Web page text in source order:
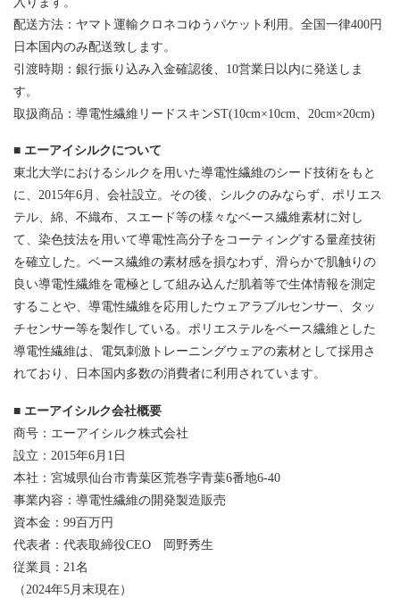
配送方法：ヤマト運輸クロネコゆうパケット利用。全国一律400円
日本国内のみ配送致します。
引渡時期：銀行振り込み入金確認後、10営業日以内に発送しま
す。
取扱商品：導電性繊維リードスキンST(10cm×10cm、20cm×20cm)
■ エーアイシルクについて
東北大学におけるシルクを用いた導電性繊維のシード技術をもと
に、2015年6月、会社設立。その後、シルクのみならず、ポリエス
テル、綿、不織布、スエード等の様々なベース繊維素材に対し
て、染色技法を用いて導電性高分子をコーティングする量産技術
を確立した。ベース繊維の素材感を損なわず、滑らかで肌触りの
良い導電性繊維を電極として組み込んだ肌着等で生体情報を測定
することや、導電性繊維を応用したウェアラブルセンサー、タッ
チセンサー等を製作している。ポリエステルをベース繊維とした
導電性繊維は、電気刺激トレーニングウェアの素材として採用さ
れており、日本国内多数の消費者に利用されています。
■ エーアイシルク会社概要
商号：エーアイシルク株式会社
設立：2015年6月1日
本社：宮城県仙台市青葉区荒巻字青葉6番地6-40
事業内容：導電性繊維の開発製造販売
資本金：99百万円
代表者：代表取締役CEO 岡野秀生
従業員：21名
（2024年5月末現在）